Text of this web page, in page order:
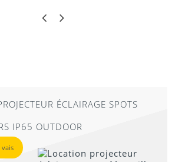
ÉCLAIRAGE SPOTS
IP65 OUTDOOR
vais